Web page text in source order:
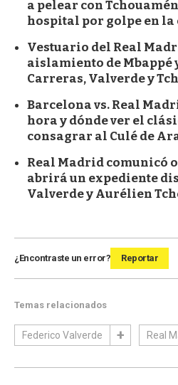
a pelear con
hospital por golpe en la
Vestuario del Real
aislamiento de Mbappé
Carreras, Valverde y
Barcelona vs. Real
hora y dónde ver el
consagrar al Culé de
Real Madrid comunicó
abrirá un expediente
Valverde y Aurélien
¿Encontraste un error? Reportar
Temas relacionados
Federico Valverde Real